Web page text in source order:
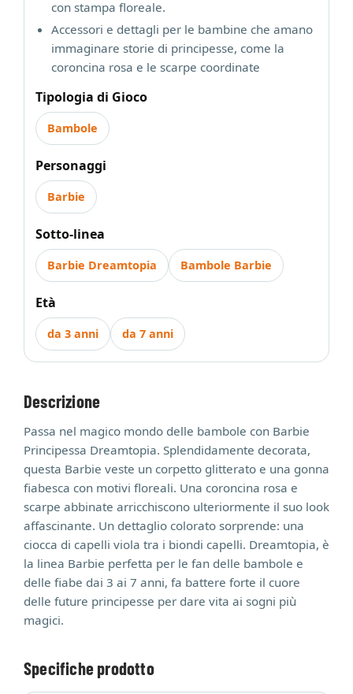
con stampa floreale.
Accessori e dettagli per le bambine che amano
immaginare storie di principesse, come la
coroncina rosa e le scarpe coordinate
Tipologia di Gioco
Bambole
Personaggi
Barbie
Sotto-linea
Barbie Dreamtopia Bambole Barbie
Età
da 3 anni da 7 anni
Descrizione
Passa nel magico mondo delle bambole con Barbie
Principessa Dreamtopia. Splendidamente decorata,
questa Barbie veste un corpetto glitterato e una gonna
fiabesca con motivi floreali. Una coroncina rosa e
scarpe abbinate arricchiscono ulteriormente il suo look
affascinante. Un dettaglio colorato sorprende: una
ciocca di capelli viola tra i biondi capelli. Dreamtopia, è
la linea Barbie perfetta per le fan delle bambole e
delle fiabe dai 3 ai 7 anni, fa battere forte il cuore
delle future principesse per dare vita ai sogni più
magici.
Specifiche prodotto